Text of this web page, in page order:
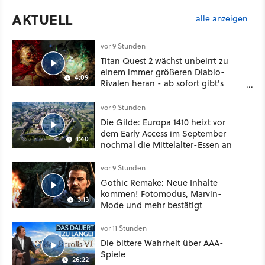
AKTUELL alle anzeigen
4:09
vor 9 Stunden
Titan Quest 2 wächst unbeirrt zu
einem immer größeren Diablo-
Rivalen heran - ab sofort gibt's
Klasse
1:40
vor 9 Stunden
Die Gilde: Europa 1410 heizt vor
dem Early Access im September
nochmal die Mittelalter-Essen an
3:13
vor 9 Stunden
Gothic Remake: Neue Inhalte
kommen! Fotomodus, Marvin-
Mode und mehr bestätigt
26:22
vor 11 Stunden
Die bittere Wahrheit über AAA-
Spiele